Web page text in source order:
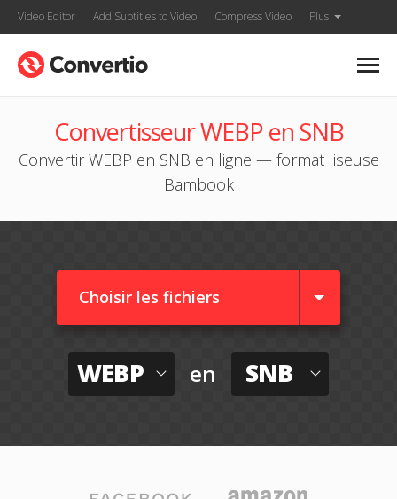
Video Editor Add Subtitles to Video Compress Video Plus
Convertisseur WEBP en SNB
Convertir WEBP en SNB en ligne — format liseuse
Bambook
Choisir les fichiers
WEBP en SNB